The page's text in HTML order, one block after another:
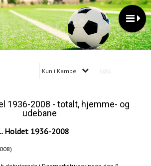
Kun i Kampe
1936-2008 - totalt, hjemme- og
udebane
Holdet 1936-2008